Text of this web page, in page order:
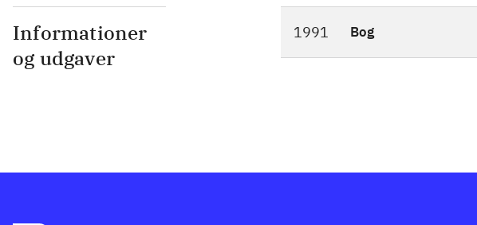
Informationer
og udgaver
1991 Bog